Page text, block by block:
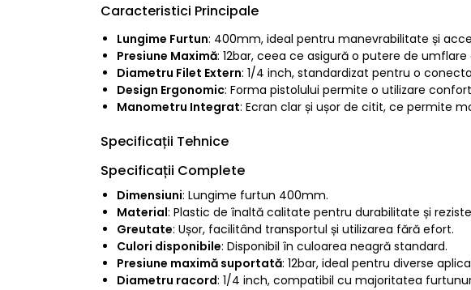
Caracteristici Principale
Lungime Furtun: 400mm, ideal pentru manevrabilitate și
Presiune Maximă: 12bar, ceea ce asigură o putere de
Diametru Filet Extern: 1/4 inch, standardizat pentru o
Design Ergonomic: Forma pistolului permite o utilizare
Manometru Integrat: Ecran clar și ușor de citit, ce permite
Specificații Tehnice
Specificații Complete
Dimensiuni: Lungime furtun 400mm.
Material: Plastic de înaltă calitate pentru durabilitate și
Greutate: Ușor, facilitând transportul și utilizarea fără efort.
Culori disponibile: Disponibil în culoarea neagră standard.
Presiune maximă suportată: 12bar, ideal pentru diverse
Diametru racord: 1/4 inch, compatibil cu majoritatea